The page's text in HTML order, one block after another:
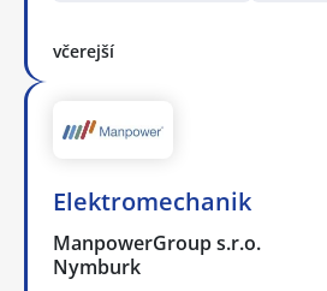
včerejší
Elektromechanik
ManpowerGroup s.r.o.
Nymburk